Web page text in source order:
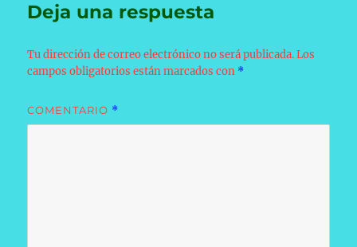
Deja una respuesta
Tu dirección de correo electrónico no será publicada. Los
campos obligatorios están marcados con *
COMENTARIO *